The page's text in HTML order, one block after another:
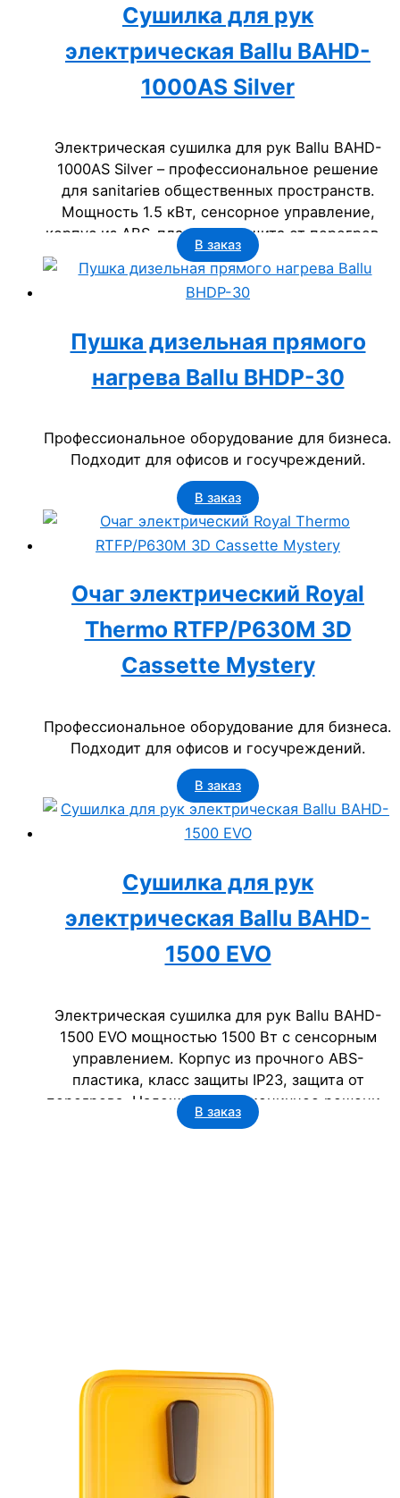
Сушилка для рук
электрическая Ballu BAHD-
1000AS Silver
Электрическая сушилка для рук Ballu BAHD-
1000AS Silver – профессиональное решение
для sanitariев общественных пространств.
Мощность 1.5 кВт, сенсорное управление,
корпус из ABS-пластика, защита от перегрева.
Срок службы 5 лет, класс IP23. Идеально для
офисов, гостиниц, госучреждений.
В заказ
Пушка дизельная прямого
нагрева Ballu BHDP-30
Профессиональное оборудование для бизнеса.
Подходит для офисов и госучреждений.
В заказ
Очаг электрический Royal
Thermo RTFP/P630M 3D
Cassette Mystery
Профессиональное оборудование для бизнеса.
Подходит для офисов и госучреждений.
В заказ
Сушилка для рук
электрическая Ballu BAHD-
1500 EVO
Электрическая сушилка для рук Ballu BAHD-
1500 EVO мощностью 1500 Вт с сенсорным
управлением. Корпус из прочного ABS-
пластика, класс защиты IP23, защита от
перегрева. Надежное и гигиеничное решение
для бизнеса: офисов, гостиниц, торговых
В заказ